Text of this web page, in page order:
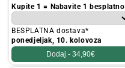
cijena
Kupite 1 = Nabavite 1 besplatno
BESPLATNA dostava*
ponedjeljak, 10. kolovoza
Dodaj - 34,90€